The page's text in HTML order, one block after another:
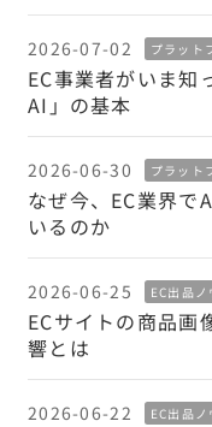
2026-07-02 プラット
EC事業者がいま知
AI」の基本
2026-06-30 プラット
なぜ今、EC業界で
いるのか
2026-06-25 EC出品ノ
ECサイトの商品画
響とは
2026-06-22 EC出品ノ